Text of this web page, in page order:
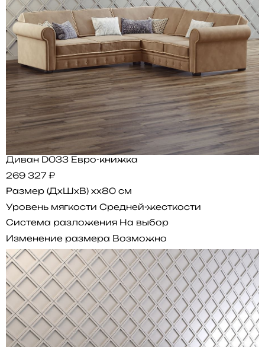
Диван D033 Евро-книжка
269 327 ₽
Размер (ДхШхВ) xx80 см
Уровень мягкости Средней-жесткости
Система разложения На выбор
Изменение размера Возможно